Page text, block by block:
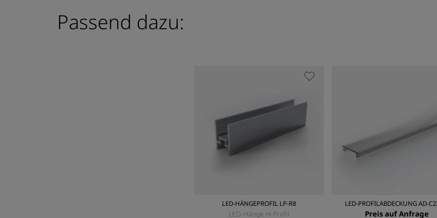
Passend dazu:
LED-HÄNGEPROFIL LP-R8
LED-Hänge H-Profil
LED-PROFILABDECKUNG AD-
Preis auf Anfrage